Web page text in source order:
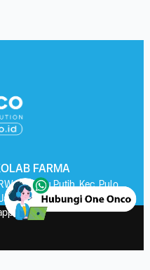
FARMA
Kayu Putih, Kec. Pulo
13210